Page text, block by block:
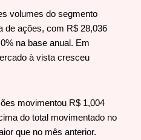
volumes do segmento
de ações, com R$ 28,036
na base anual. Em
à vista cresceu
movimentou R$ 1,004
do total movimentado no
que no mês anterior.